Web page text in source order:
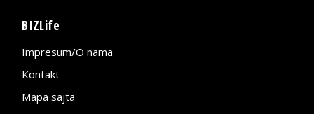
BIZLife
Impresum/O nama
Kontakt
Mapa sajta